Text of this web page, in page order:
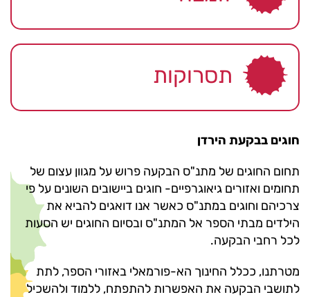
תסרוקות
חוגים בבקעת הירדן
תחום החוגים של מתנ"ס הבקעה פרוש על מגוון עצום של
תחומים ואזורים גיאוגרפיים- חוגים ביישובים השונים על פי
צרכיהם וחוגים במתנ"ס כאשר אנו דואגים להביא את
הילדים מבתי הספר אל המתנ"ס ובסיום החוגים יש הסעות
לכל רחבי הבקעה.
מטרתנו, ככלל החינוך הא-פורמאלי באזורי הספר, לתת
לתושבי הבקעה את האפשרות להתפתח, ללמוד ולהשכיל